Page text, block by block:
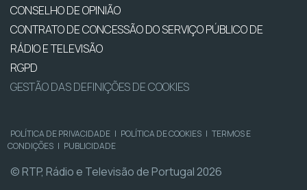
CONSELHO DE OPINIÃO
CONTRATO DE CONCESSÃO DO SERVIÇO PÚBLICO DE
RÁDIO E TELEVISÃO
RGPD
GESTÃO DAS DEFINIÇÕES DE COOKIES
POLÍTICA DE PRIVACIDADE | POLÍTICA DE COOKIES | TERMOS E
CONDIÇÕES | PUBLICIDADE
© RTP, Rádio e Televisão de Portugal 2026